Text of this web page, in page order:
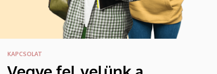
KAPCSOLAT